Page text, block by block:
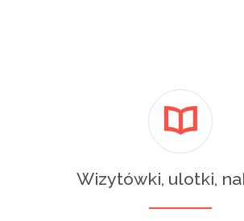
Wizytówki, ulotki,